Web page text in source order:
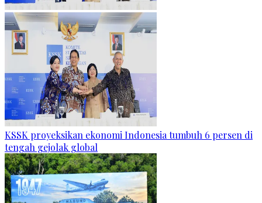
KSSK proyeksikan ekonomi Indonesia tumbuh 6 persen di
tengah gejolak global